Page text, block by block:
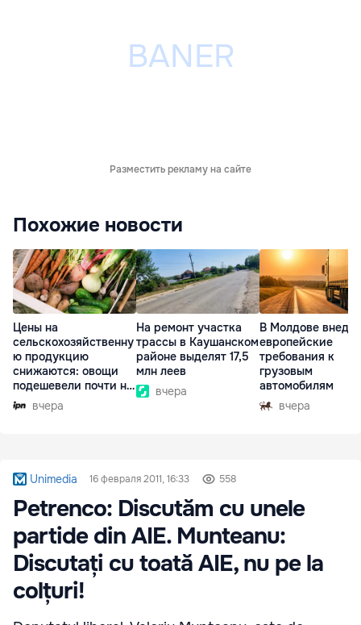
Разместить рекламу на сайте
Похожие новости
Цены на
сельскохозяйственну
ю продукцию
снижаются: овощи
подешевели почти на
30%вчера
На ремонт участка
трассы в Каушанском
районе выделят 17,5
млн леев
вчера
В Молдове
европейские
требования к
грузовым
автомобилям
вчера
Unimedia 16 февраля 2011, 16:33 558
Petrenco: Discutăm cu unele
partide din AIE. Munteanu:
Discutați cu toată AIE, nu pe la
colțuri!